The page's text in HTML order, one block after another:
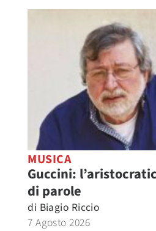
MUSICA
Guccini:
di parole
di Biagio Riccio
7 Agosto 2026